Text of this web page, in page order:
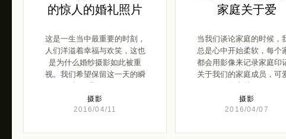
的惊人的婚礼照片
这是一生当中最重要的时刻，
人们洋溢着幸福与欢笑，这也
是为什么婚纱摄影如此被重
视。我们希望保留这一天的瞬
摄影
2016/04/11
家庭关于爱
当我们谈论家庭的时候，
总是心中开始柔软，每个
都会用影像来记录家庭印
关于我们的家庭成员，可
摄影
2016/04/07